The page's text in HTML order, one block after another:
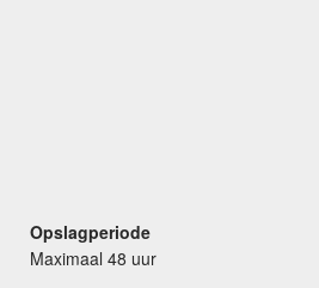
Opslagperiode
Maximaal 48 uur